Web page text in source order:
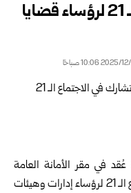
سوريا تشارك في الاجتماع الـ 21 لرؤساء قضايا
عُقد في مقر الأمانة العامة
لجامعة الدول العربية في القاهرة “الاجتماع الـ 21 لرؤساء إدارات وهيئات